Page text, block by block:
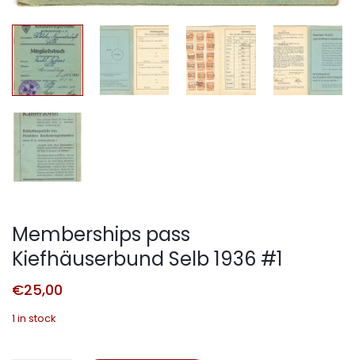
Memberships pass
Kiefhäuserbund Selb 1936 #1
€25,00
1 in stock